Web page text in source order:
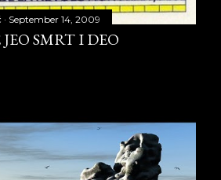
September 14, 2009
SMRT I DEO